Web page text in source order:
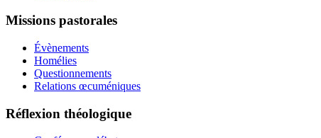
Missions pastorales
Évènements
Homélies
Questionnements
Relations œcuméniques
Réflexion théologique